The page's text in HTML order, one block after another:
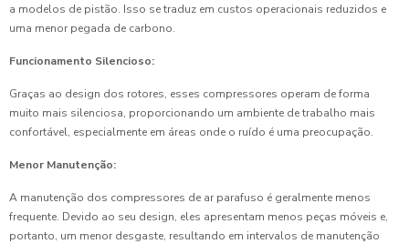
a modelos de pistão. Isso se traduz em custos operacionais reduzidos e
uma menor pegada de carbono.
Funcionamento Silencioso:
Graças ao design dos rotores, esses compressores operam de forma
muito mais silenciosa, proporcionando um ambiente de trabalho mais
confortável, especialmente em áreas onde o ruído é uma preocupação.
Menor Manutenção:
A manutenção dos compressores de ar parafuso é geralmente menos
frequente. Devido ao seu design, eles apresentam menos peças móveis e,
portanto, um menor desgaste, resultando em intervalos de manutenção